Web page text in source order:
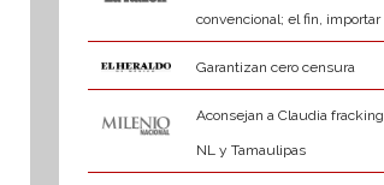
convencional; el fin, importar
Garantizan cero censura
Aconsejan a Claudia
NL y Tamaulipas